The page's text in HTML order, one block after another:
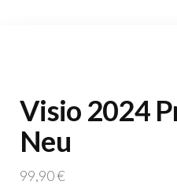
Visio 2024
Neu
99,90€